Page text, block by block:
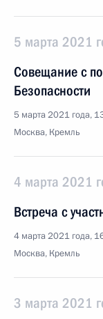
5 марта 2021
Совещание с
Безопасности
5 марта 2021 года,
Москва, Кремль
4 марта 2021
Встреча с
4 марта 2021 года,
Москва, Кремль
3 марта 2021